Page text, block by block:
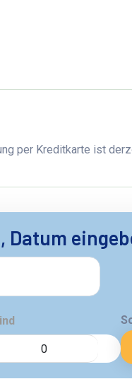
per Kreditkarte ist
Datum